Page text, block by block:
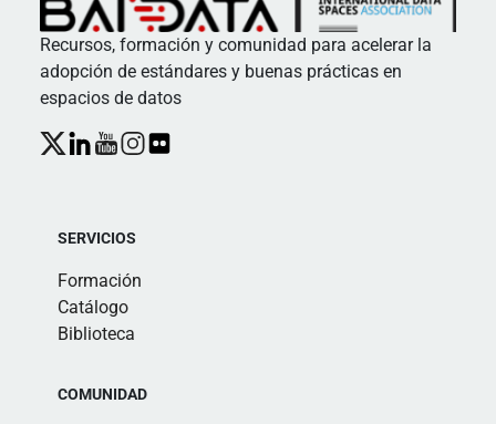
Recursos, formación y comunidad para acelerar la
adopción de estándares y buenas prácticas en
espacios de datos
SERVICIOS
Formación
Catálogo
Biblioteca
COMUNIDAD